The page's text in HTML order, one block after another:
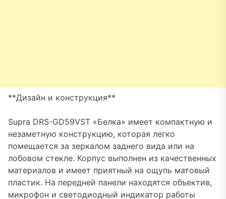
**Дизайн и конструкция**
Supra DRS-GD59VST «Белка» имеет компактную и
незаметную конструкцию, которая легко
помещается за зеркалом заднего вида или на
лобовом стекле. Корпус выполнен из качественных
материалов и имеет приятный на ощупь матовый
пластик. На передней панели находятся объектив,
микрофон и светодиодный индикатор работы